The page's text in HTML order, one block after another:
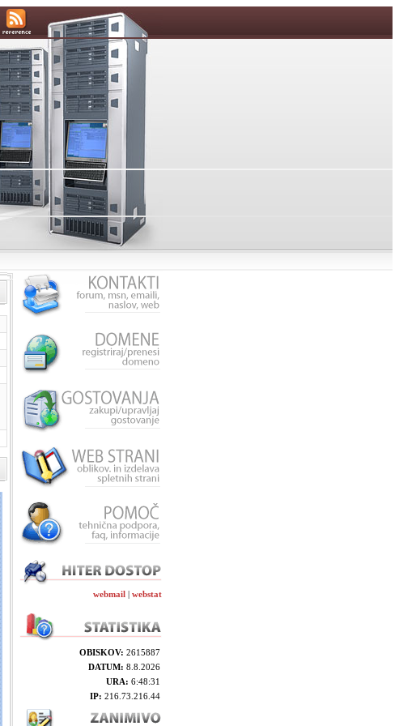
webmail | webstat
OBISKOV: 2615887
DATUM: 8.8.2026
URA: 6:48:31
IP: 216.73.216.44